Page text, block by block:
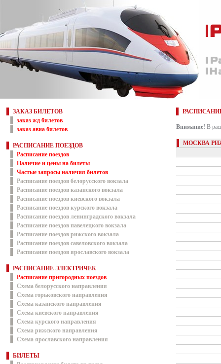
ЗАКАЗ БИЛЕТОВ
заказ жд билетов
заказ авиа билетов
РАСПИСАНИЕ ПОЕЗДОВ
Расписание поездов
Наличие и цены на билеты
Частые запросы наличия билетов
Расписание поездов белорусского вокзала
Расписание поездов казанского вокзала
Расписание поездов киевского вокзала
Расписание поездов курского вокзала
Расписание поездов ленинградского вокзала
Расписание поездов павелецкого вокзала
Расписание поездов рижского вокзала
Расписание поездов савеловского вокзала
Расписание поездов ярославского вокзала
РАСПИСАНИЕ ЭЛЕКТРИЧЕК
Расписание пригородных поездов
Схема белорусского направления
Схема горьковского направления
Схема казанского направления
Схема киевского направления
Схема курского направления
Схема рижского направления
Схема ярославского направления
БИЛЕТЫ
Внимание! В
МОСКВА